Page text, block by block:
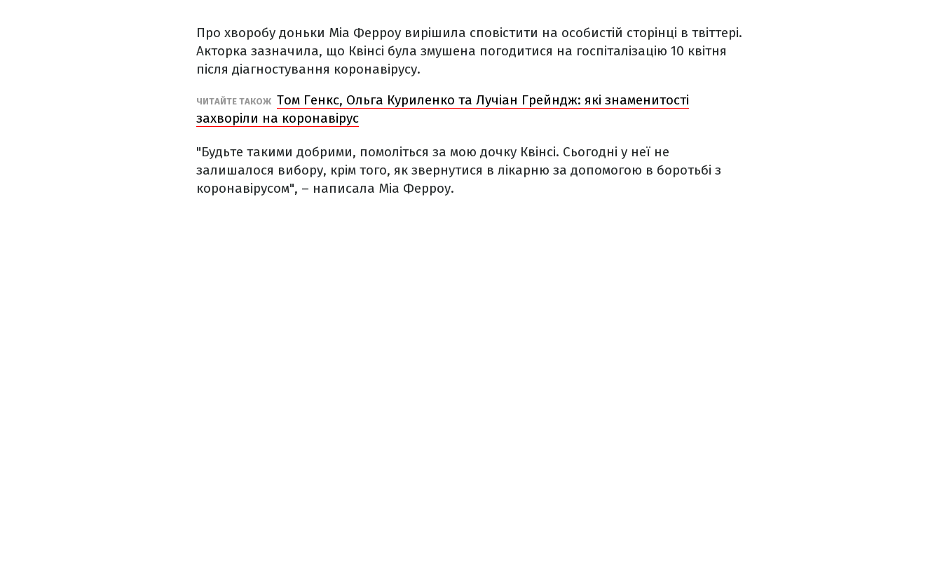
Про хворобу доньки Міа Ферроу вирішила сповістити на особистій сторінці в твіттері.
Акторка зазначила, що Квінсі була змушена погодитися на госпіталізацію 10 квітня
після діагностування коронавірусу.
ЧИТАЙТЕ ТАКОЖ Том Генкс, Ольга Куриленко та Лучіан Грейндж: які знаменитості
захворіли на коронавірус
"Будьте такими добрими, помоліться за мою дочку Квінсі. Сьогодні у неї не
залишалося вибору, крім того, як звернутися в лікарню за допомогою в боротьбі з
коронавірусом", – написала Міа Ферроу.